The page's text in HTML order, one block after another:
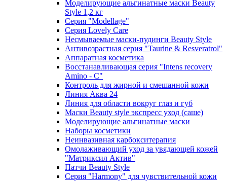
Моделирующие альгинатные маски Beauty
Style 1,2 кг
Серия "Modellage"
Cерия Lovely Care
Несмываемые маски-пудинги Beauty Style
Антивозрастная серия "Taurine & Resveratrol"
Аппаратная косметика
Восстанавливающая серия "Intens recovery
Amino - C"
Контроль для жирной и смешанной кожи
Линия Аква 24
Линия для области вокруг глаз и губ
Маски Beauty style экспресс уход (саше)
Моделирующие альгинатные маски
Наборы косметики
Неинвазивная карбокситерапия
Омолаживающий уход за увядающей кожей
"Матриксил Актив"
Патчи Beauty Style
Серия "Harmony" для чувствительной кожи